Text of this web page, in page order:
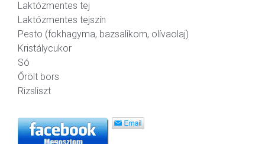
Laktózmentes tej
Laktózmentes tejszín
Pesto (fokhagyma, bazsalikom, olívaolaj)
Kristálycukor
Só
Őrölt bors
Rizsliszt